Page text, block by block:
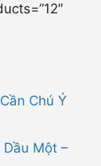
Chú Ý
Dầu Một –